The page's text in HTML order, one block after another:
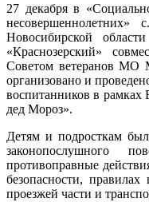
27 декабря в
несовершеннолетних»
Новосибирской
«Краснозерский»
Советом ветеранов МО
организовано и
воспитанников в
дед Мороз».
Детям и подросткам
законопослушного
противоправные
безопасности,
проезжей части и